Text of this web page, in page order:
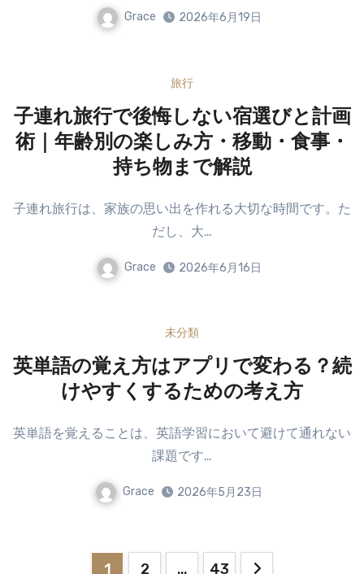
Grace 2026年6月19日
旅行
子連れ旅行で後悔しない宿選びと計画
術｜年齢別の楽しみ方・移動・食事・
持ち物まで解説
子連れ旅行は、家族の思い出を作れる大切な時間です。た
だし、大…
Grace 2026年6月16日
未分類
英単語の覚え方はアプリで変わる？続
けやすくするための考え方
英単語を覚えることは、英語学習において避けて通れない
課題です…
Grace 2026年5月23日
1 2 … 43